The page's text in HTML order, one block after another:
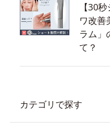
【30
ワ改善
ラム」
て？
カテゴリで探す